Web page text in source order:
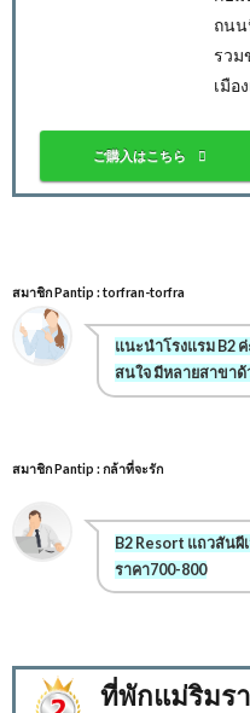
ถนน
รวม
เมือ
ご購入はこちら
สมาชิก Pantip : torfran-torfra
แนะนำโรงแรม B2
สนใจ มีหลายสาขาด้
สมาชิก Pantip : กล้าที่จะรัก
B2 Resort แถวสัน
ราคา700-800
ที่พักแม่ริมร